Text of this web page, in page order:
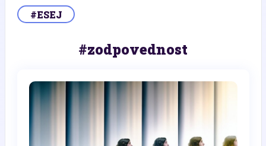
#ESEJ
#zodpovednost